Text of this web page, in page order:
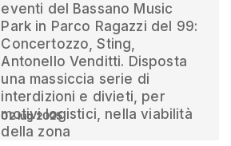
eventi del Bassano Music
Park in Parco Ragazzi del 99:
Concertozzo, Sting,
Antonello Venditti. Disposta
una massiccia serie di
interdizioni e divieti, per
motivi logistici, nella viabilità
della zona
02 lug 2025